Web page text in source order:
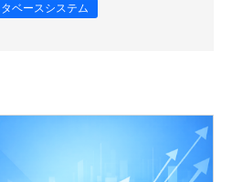
ベースシステム